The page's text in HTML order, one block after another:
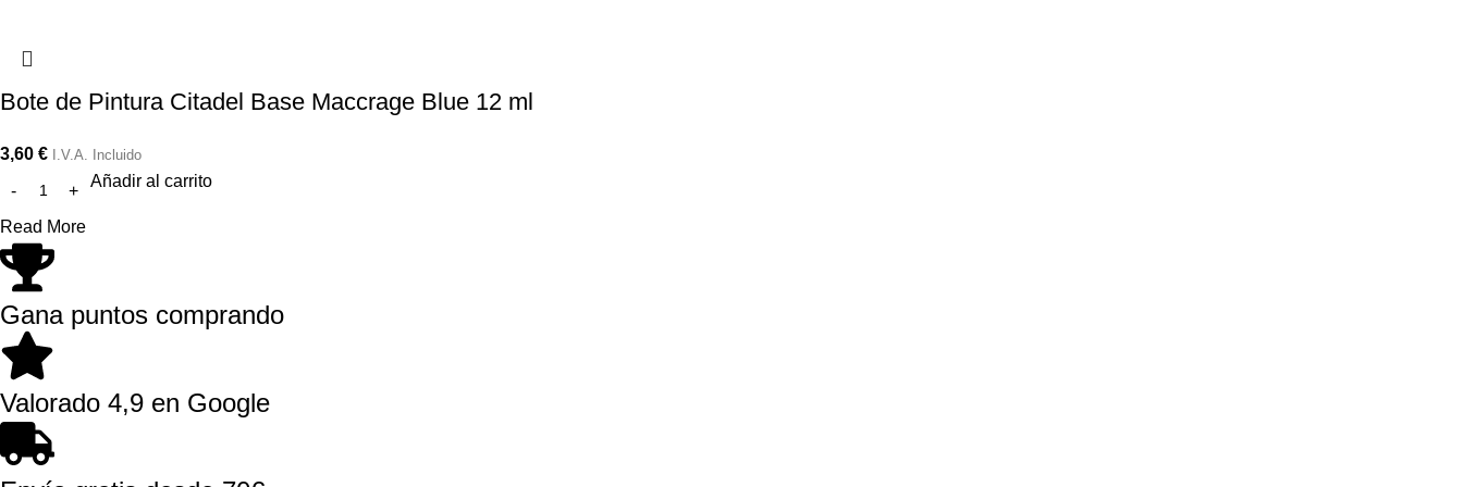
Bote de Pintura Citadel Base Maccrage Blue 12 ml
3,60 € I.V.A. Incluido
Añadir al carrito
Read More
Gana puntos comprando
Valorado 4,9 en Google